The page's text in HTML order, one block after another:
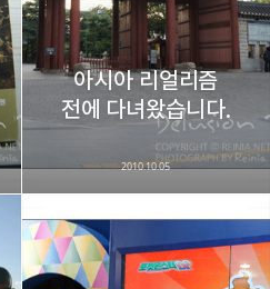
네이버 블로그
아시아 리얼리즘
전에 다녀왔습니다.
2010.10.05